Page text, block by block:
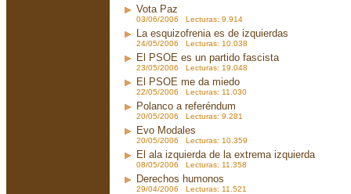
Vota Paz
03/06/2006 Lecturas: 9.914
La esquizofrenia es de izquierdas
24/05/2006 Lecturas: 10.038
El PSOE es un partido fascista
23/05/2006 Lecturas: 19.048
El PSOE me da miedo
22/05/2006 Lecturas: 11.030
Polanco a referéndum
20/05/2006 Lecturas: 9.281
Evo Modales
20/05/2006 Lecturas: 10.359
El ala izquierda de la extrema izquierda
08/05/2006 Lecturas: 11.358
Derechos humonos
29/04/2006 Lecturas: 11.521